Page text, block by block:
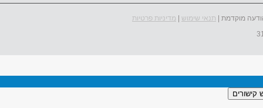
מוקדמת | תנאי שימוש מדיניות פרטיות
קישורים